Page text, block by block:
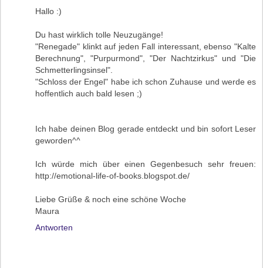
Hallo :)
Du hast wirklich tolle Neuzugänge!
"Renegade" klinkt auf jeden Fall interessant, ebenso "Kalte
Berechnung", "Purpurmond", "Der Nachtzirkus" und "Die
Schmetterlingsinsel".
"Schloss der Engel" habe ich schon Zuhause und werde es
hoffentlich auch bald lesen ;)
Ich habe deinen Blog gerade entdeckt und bin sofort Leser
geworden^^
Ich würde mich über einen Gegenbesuch sehr freuen:
http://emotional-life-of-books.blogspot.de/
Liebe Grüße & noch eine schöne Woche
Maura
Antworten